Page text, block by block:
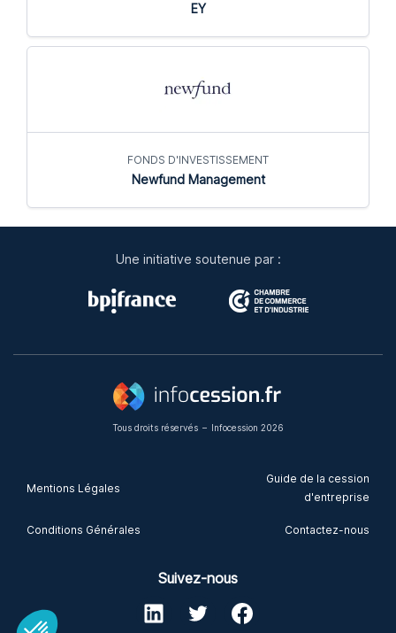
EY
FONDS D'INVESTISSEMENT
Newfund Management
Une initiative soutenue par :
Mentions Légales
Conditions Générales
Guide de la cession
d'entreprise
Contactez-nous
Tous droits réservés – Infocession 2026
Suivez-nous